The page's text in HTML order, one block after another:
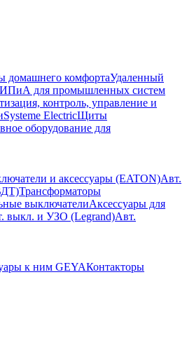
домашнего комфортаУдаленный
для промышленных систем
контроль, управление и
Systeme ElectricЩиты
оборудование для
и аксессуары (EATON)Авт.
Трансформаторы
выключателиАксессуары для
выкл. и УЗО (Legrand)Авт.
к ним GEYAКонтакторы